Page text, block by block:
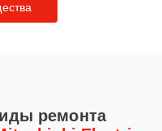
ремонта